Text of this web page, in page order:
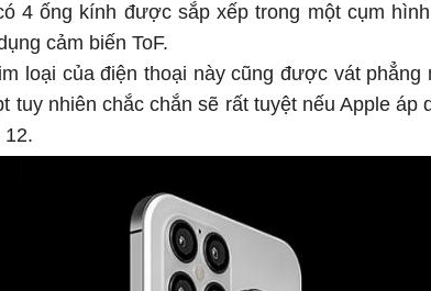
4 ống kính được sắp xếp trong một cụm
cảm biến ToF.
loại của điện thoại này cũng được vát phẳng
tuy nhiên chắc chắn sẽ rất tuyệt nếu Apple áp
12.